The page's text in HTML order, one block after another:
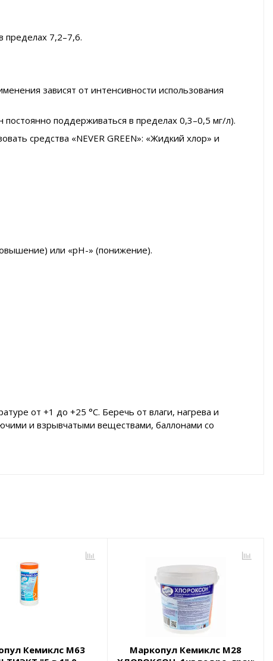
7,2–7,6.
зависят от интенсивности использования
поддерживаться в пределах 0,3–0,5 мг/л).
средства «NEVER GREEN»: «Жидкий хлор» и
или «pH-» (понижение).
от +1 до +25 °С. Беречь от влаги, нагрева и
и взрывчатыми веществами, баллонами со
Кемиклс М63
Маркопул Кемиклс М28